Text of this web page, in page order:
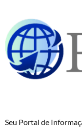
Seu Portal de